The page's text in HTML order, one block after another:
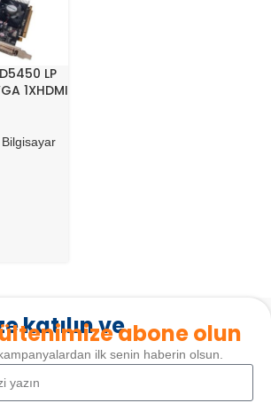
LP
1XHDMI
Bilgisayar
katılın veabone olun
ilk senin haberin olsun.